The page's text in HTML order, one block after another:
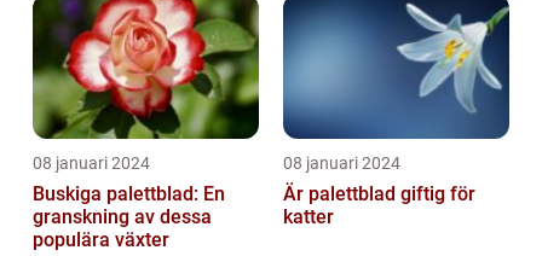
08 januari 2024
Buskiga palettblad: En
granskning av dessa
populära växter
08 januari 2024
Är palettblad giftig för
katter